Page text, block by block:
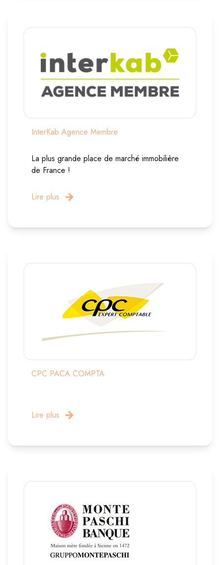
InterKab Agence Membre
La plus grande place de marché immobilière
de France !
Lire plus
CPC PACA COMPTA
Lire plus